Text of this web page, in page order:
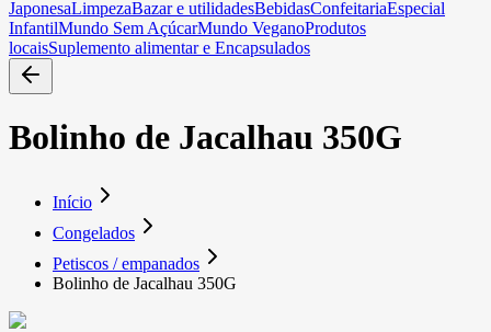
JaponesaLimpezaBazar e utilidadesBebidasConfeitariaEspecial
InfantilMundo Sem AçúcarMundo VeganoProdutos
locaisSuplemento alimentar e Encapsulados
Bolinho de Jacalhau 350G
Início
Congelados
Petiscos / empanados
Bolinho de Jacalhau 350G